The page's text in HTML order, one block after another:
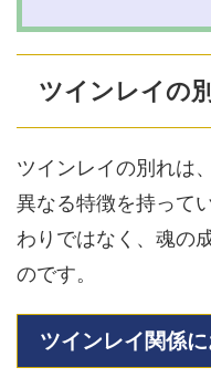
ツインレイの
ツインレイの別れは
異なる特徴を持って
わりではなく、魂の
のです。
ツインレイ関係